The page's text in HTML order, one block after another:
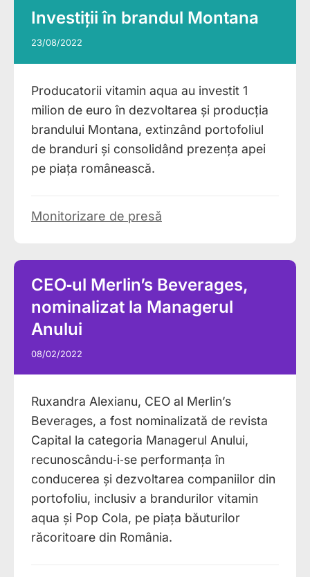
Investiții în brandul Montana
23/08/2022
Producatorii vitamin aqua au investit 1
milion de euro în dezvoltarea și producția
brandului Montana, extinzând portofoliul
de branduri și consolidând prezența apei
pe piața românească.
Monitorizare de presă
CEO‑ul Merlin’s Beverages,
nominalizat la Managerul
Anului
08/02/2022
Ruxandra Alexianu, CEO al Merlin’s
Beverages, a fost nominalizată de revista
Capital la categoria Managerul Anului,
recunoscându‑i‑se performanța în
conducerea și dezvoltarea companiilor din
portofoliu, inclusiv a brandurilor vitamin
aqua și Pop Cola, pe piața băuturilor
răcoritoare din România.